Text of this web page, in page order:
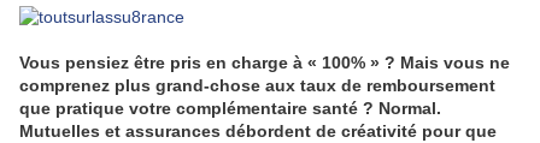
Vous pensiez être pris en charge à « 100% » ? Mais vous ne
comprenez plus grand-chose aux taux de remboursement
que pratique votre complémentaire santé ? Normal.
Mutuelles et assurances débordent de créativité pour que